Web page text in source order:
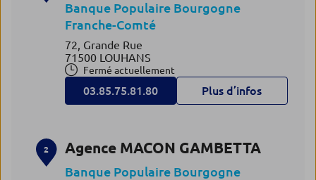
Banque Populaire Bourgogne
Franche-Comté
72, Grande Rue
71500 LOUHANS
Fermé actuellement
03.85.75.81.80 Plus d’infos
2 Agence MACON GAMBETTA
Banque Populaire Bourgogne